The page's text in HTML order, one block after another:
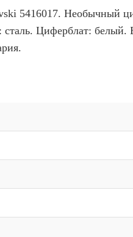
5416017. Необычный
Циферблат: